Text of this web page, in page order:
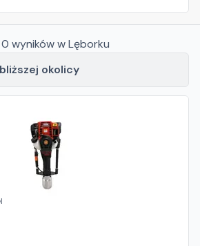
0 wynikóww Lęborku
okolicy